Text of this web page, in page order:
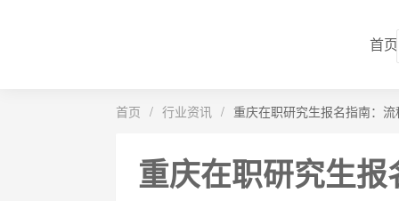
首页
首页 / 行业资讯 / 重庆在职研究生报名指南：
重庆在职研究生